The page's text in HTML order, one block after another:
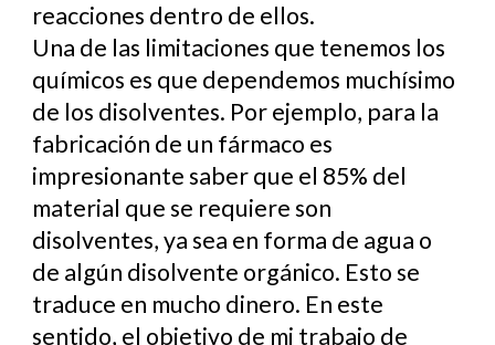
reacciones dentro de ellos.
Una de las limitaciones que tenemos los
químicos es que dependemos muchísimo
de los disolventes. Por ejemplo, para la
fabricación de un fármaco es
impresionante saber que el 85% del
material que se requiere son
disolventes, ya sea en forma de agua o
de algún disolvente orgánico. Esto se
traduce en mucho dinero. En este
sentido, el objetivo de mi trabajo de